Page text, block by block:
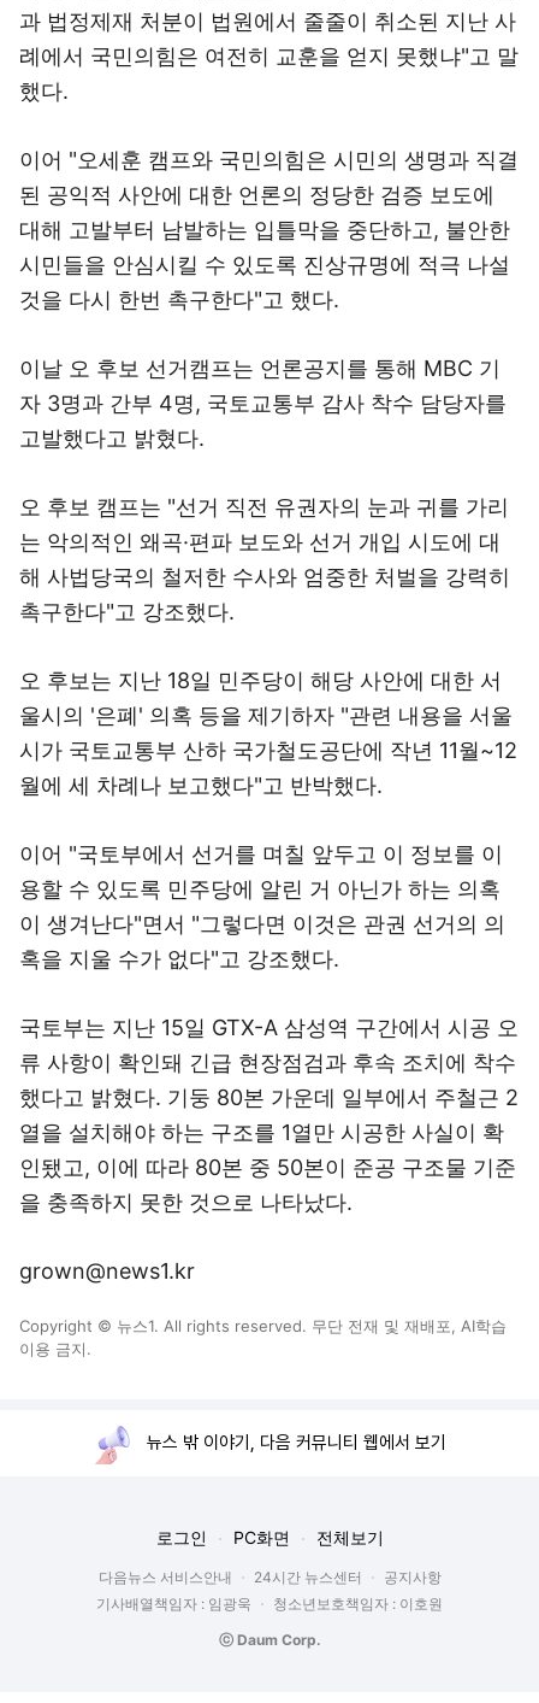
과 법정제재 처분이 법원에서 줄줄이 취소된 지난 사
례에서 국민의힘은 여전히 교훈을 얻지 못했냐"고 말
했다.
이어 "오세훈 캠프와 국민의힘은 시민의 생명과 직결
된 공익적 사안에 대한 언론의 정당한 검증 보도에
대해 고발부터 남발하는 입틀막을 중단하고, 불안한
시민들을 안심시킬 수 있도록 진상규명에 적극 나설
것을 다시 한번 촉구한다"고 했다.
이날 오 후보 선거캠프는 언론공지를 통해 MBC 기
자 3명과 간부 4명, 국토교통부 감사 착수 담당자를
고발했다고 밝혔다.
오 후보 캠프는 "선거 직전 유권자의 눈과 귀를 가리
는 악의적인 왜곡·편파 보도와 선거 개입 시도에 대
해 사법당국의 철저한 수사와 엄중한 처벌을 강력히
촉구한다"고 강조했다.
오 후보는 지난 18일 민주당이 해당 사안에 대한 서
울시의 '은폐' 의혹 등을 제기하자 "관련 내용을 서울
시가 국토교통부 산하 국가철도공단에 작년 11월~12
월에 세 차례나 보고했다"고 반박했다.
이어 "국토부에서 선거를 며칠 앞두고 이 정보를 이
용할 수 있도록 민주당에 알린 거 아닌가 하는 의혹
이 생겨난다"면서 "그렇다면 이것은 관권 선거의 의
혹을 지울 수가 없다"고 강조했다.
국토부는 지난 15일 GTX-A 삼성역 구간에서 시공 오
류 사항이 확인돼 긴급 현장점검과 후속 조치에 착수
했다고 밝혔다. 기둥 80본 가운데 일부에서 주철근 2
열을 설치해야 하는 구조를 1열만 시공한 사실이 확
인됐고, 이에 따라 80본 중 50본이 준공 구조물 기준
을 충족하지 못한 것으로 나타났다.
grown@news1.kr
Copyright © 뉴스1. All rights reserved. 무단 전재 및 재배포, AI학습
이용 금지.
뉴스 밖 이야기, 다음 커뮤니티 웹에서 보기
로그인 PC화면 전체보기
다음뉴스 서비스안내 24시간 뉴스센터
공지사항
기사배열책임자 : 임광욱
청소년보호책임자 : 이호원
ⓒ Daum Corp.